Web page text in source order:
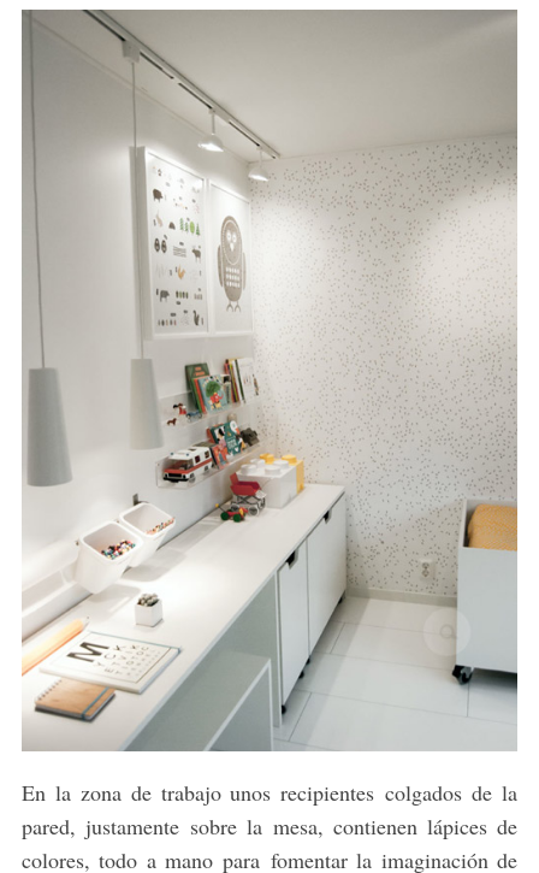
En la zona de trabajo unos recipientes colgados de la
pared, justamente sobre la mesa, contienen lápices de
colores, todo a mano para fomentar la imaginación de
e
r
c
h
o
r
: